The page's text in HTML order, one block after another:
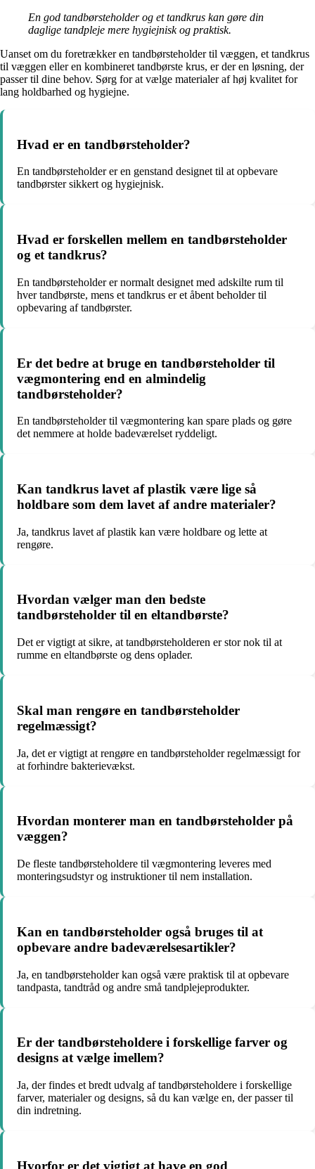
En god tandbørsteholder og et tandkrus kan gøre din
daglige tandpleje mere hygiejnisk og praktisk.
Uanset om du foretrækker en tandbørsteholder til væggen, et tandkrus
til væggen eller en kombineret tandbørste krus, er der en løsning, der
passer til dine behov. Sørg for at vælge materialer af høj kvalitet for
lang holdbarhed og hygiejne.
Hvad er en tandbørsteholder?
En tandbørsteholder er en genstand designet til at opbevare
tandbørster sikkert og hygiejnisk.
Hvad er forskellen mellem en tandbørsteholder
og et tandkrus?
En tandbørsteholder er normalt designet med adskilte rum til
hver tandbørste, mens et tandkrus er et åbent beholder til
opbevaring af tandbørster.
Er det bedre at bruge en tandbørsteholder til
vægmontering end en almindelig
tandbørsteholder?
En tandbørsteholder til vægmontering kan spare plads og gøre
det nemmere at holde badeværelset ryddeligt.
Kan tandkrus lavet af plastik være lige så
holdbare som dem lavet af andre materialer?
Ja, tandkrus lavet af plastik kan være holdbare og lette at
rengøre.
Hvordan vælger man den bedste
tandbørsteholder til en eltandbørste?
Det er vigtigt at sikre, at tandbørsteholderen er stor nok til at
rumme en eltandbørste og dens oplader.
Skal man rengøre en tandbørsteholder
regelmæssigt?
Ja, det er vigtigt at rengøre en tandbørsteholder regelmæssigt for
at forhindre bakterievækst.
Hvordan monterer man en tandbørsteholder på
væggen?
De fleste tandbørsteholdere til vægmontering leveres med
monteringsudstyr og instruktioner til nem installation.
Kan en tandbørsteholder også bruges til at
opbevare andre badeværelsesartikler?
Ja, en tandbørsteholder kan også være praktisk til at opbevare
tandpasta, tandtråd og andre små tandplejeprodukter.
Er der tandbørsteholdere i forskellige farver og
designs at vælge imellem?
Ja, der findes et bredt udvalg af tandbørsteholdere i forskellige
farver, materialer og designs, så du kan vælge en, der passer til
din indretning.
Hvorfor er det vigtigt at have en god